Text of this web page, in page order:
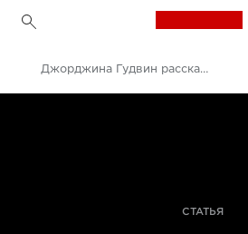
Джорджина Гудвин рассказывает о силе женщины-фотографа
СТАТЬЯ